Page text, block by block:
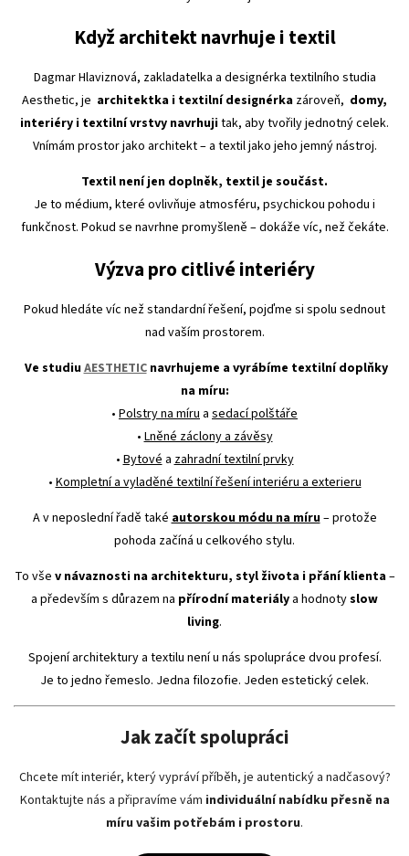
Když architekt navrhuje i textil
Dagmar Hlaviznová, zakladatelka a designérka textilního studia
Aesthetic, je architektka i textilní designérka zároveň, domy,
interiéry i textilní vrstvy navrhujitak, aby tvořily jednotný celek.
Vnímám prostor jako architekt – a textil jako jeho jemný nástroj.
Textil není jen doplněk, textil je součást.
Je to médium, které ovlivňuje atmosféru, psychickou pohodu i
funkčnost. Pokud se navrhne promyšleně – dokáže víc, než čekáte.
Výzva pro citlivé interiéry
Pokud hledáte víc než standardní řešení, pojďme si spolu sednout
nad vaším prostorem.
Ve studiuAESTHETICnavrhujeme a vyrábíme textilní doplňky
na míru:
• Polstry na míru a sedací polštáře
•Lněné záclony a závěsy
•Bytovéazahradní textilní prvky
•Kompletní a vyladěné textilní řešení interiéru a exterieru
A v neposlední řadě takéautorskou módu na míru– protože
pohoda začíná u celkového stylu.
To vše v návaznosti na architekturu, styl života i přání klienta–
a především s důrazem na přírodní materiály a hodnotyslow
living.
Spojení architektury a textilu není u nás spolupráce dvou profesí.
Je to jedno řemeslo. Jedna filozofie. Jeden estetický celek.
Jak začít spolupráci
Chcete mít interiér, který vypráví příběh, je autentický a nadčasový?
Kontaktujte nás a připravíme vám individuální nabídku přesně na
míru vašim potřebám i prostoru.